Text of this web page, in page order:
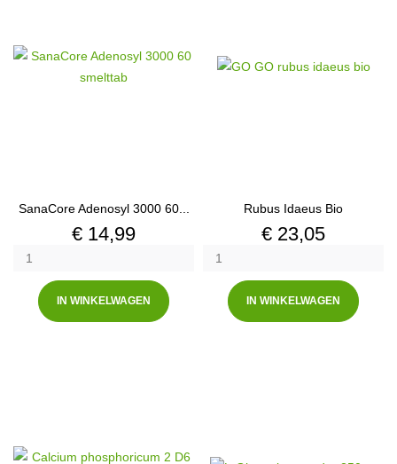
SanaCore Adenosyl 3000 60...
Prijs
€ 14,99
IN WINKELWAGEN
Rubus Idaeus Bio
Prijs
€ 23,05
IN WINKELWAGEN